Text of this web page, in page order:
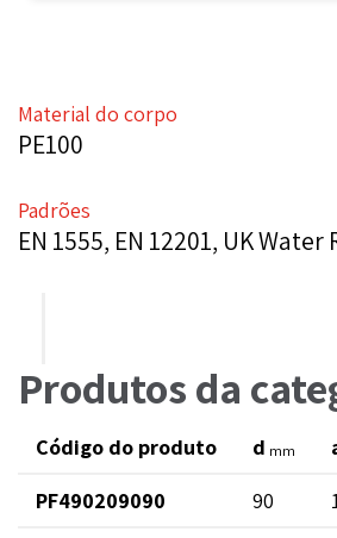
Material do corpo
PE100
Padrões
EN 1555, EN 12201, UK Water
Produtos da
Código do produto d mm
PF490209090 90